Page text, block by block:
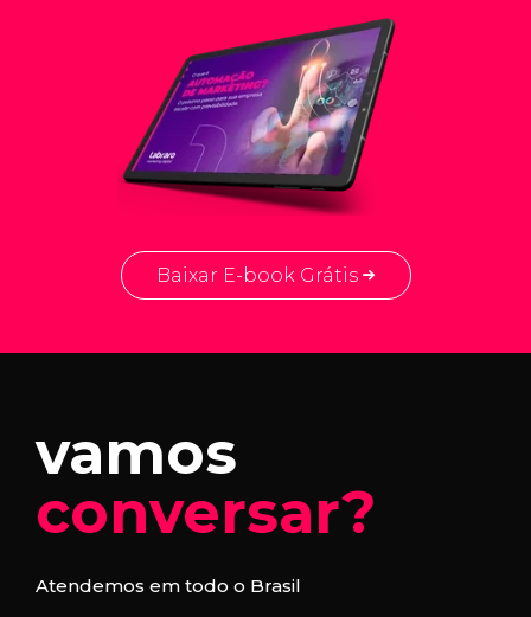
Baixar E-book Grátis
vamos
conversar?
Atendemos em todo o Brasil